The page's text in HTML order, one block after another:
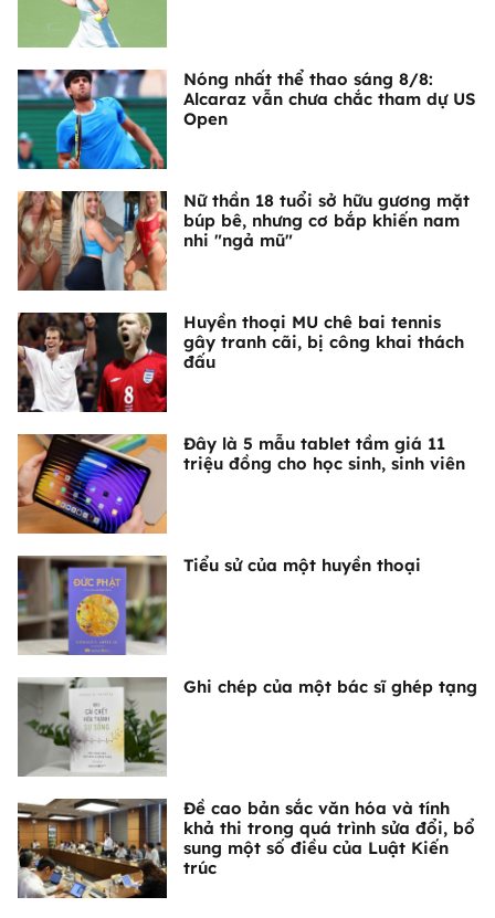
Nóng nhất thể thao sáng 8/8:
Alcaraz vẫn chưa chắc tham dự US
Open
Nữ thần 18 tuổi sở hữu gương mặt
búp bê, nhưng cơ bắp khiến nam
nhi "ngả mũ"
Huyền thoại MU chê bai tennis
gây tranh cãi, bị công khai thách
đấu
Đây là 5 mẫu tablet tầm giá 11
triệu đồng cho học sinh, sinh viên
Tiểu sử của một huyền thoại
Ghi chép của một bác sĩ ghép tạng
Đề cao bản sắc văn hóa và tính
khả thi trong quá trình sửa đổi, bổ
sung một số điều của Luật Kiến
trúc